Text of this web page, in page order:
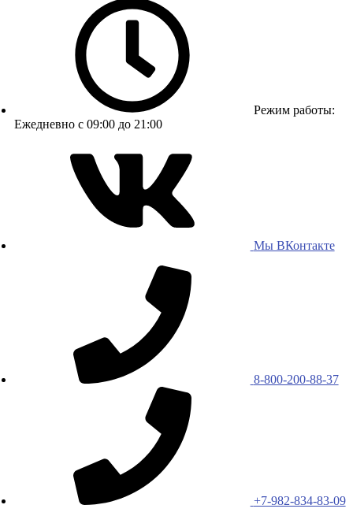
Режим работы:
Ежедневно с 09:00 до 21:00
Мы ВКонтакте
8-800-200-88-37
+7-982-834-83-09